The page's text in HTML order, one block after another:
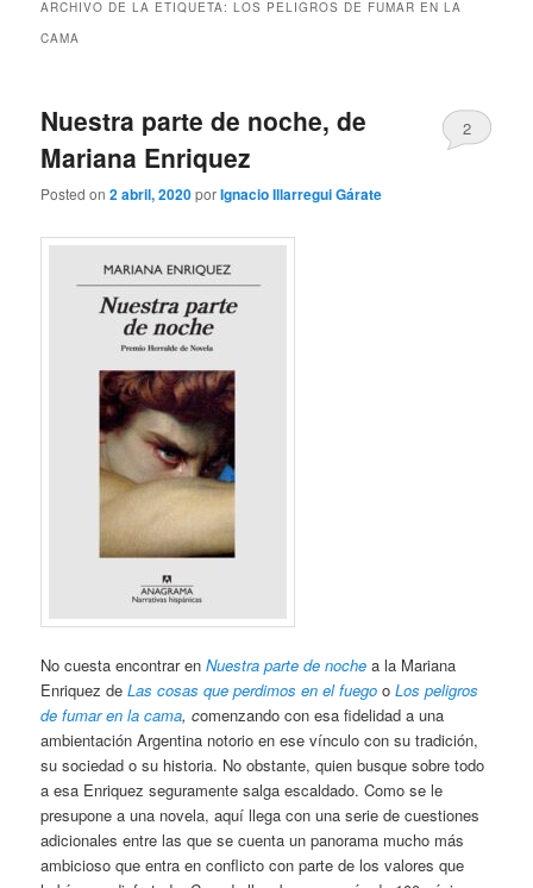
ARCHIVO DE LA ETIQUETA:LOS PELIGROS DE FUMAR EN LA
CAMA
Nuestra parte de noche, de
Mariana Enriquez
Posted on2 abril, 2020porIgnacio Illarregui Gárate
2
No cuesta encontrar enNuestra parte de noche a la Mariana
Enriquez deLas cosas que perdimos en el fuego oLos peligros
de fumar en la cama, comenzando con esa fidelidad a una
ambientación Argentina notorio en ese vínculo con su tradición,
su sociedad o su historia. No obstante, quien busque sobre todo
a esa Enriquez seguramente salga escaldado. Como se le
presupone a una novela, aquí llega con una serie de cuestiones
adicionales entre las que se cuenta un panorama mucho más
ambicioso que entra en conflicto con parte de los valores que